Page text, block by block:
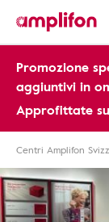
Promozione
aggiuntivi in
Approfittate
Centri Amplifon